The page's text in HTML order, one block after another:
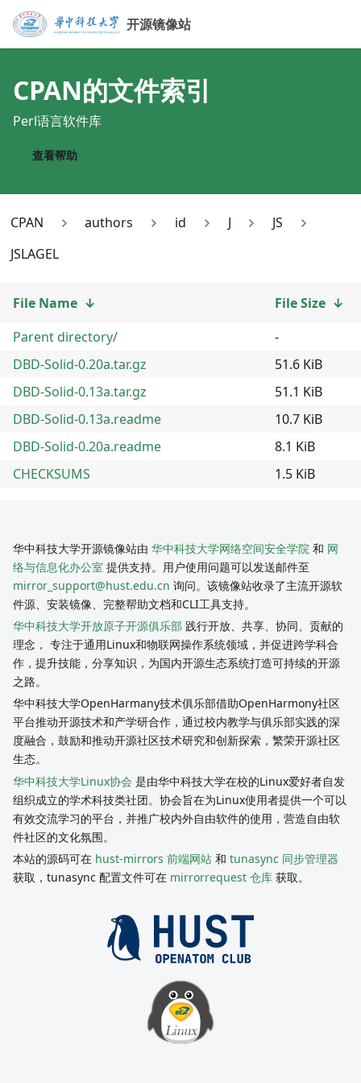
开源镜像站
CPAN的文件索引
Perl语言软件库
查看帮助
CPAN authors id J
JS
JSLAGEL
File Name ↓ File Size ↓
Parent directory/
-
DBD-Solid-0.20a.tar.gz
51.6 KiB
DBD-Solid-0.13a.tar.gz
51.1 KiB
DBD-Solid-0.13a.readme
10.7 KiB
DBD-Solid-0.20a.readme
8.1 KiB
CHECKSUMS
1.5 KiB
华中科技大学开源镜像站由 华中科技大学网络空间安全学院 和 网
络与信息化办公室 提供支持。用户使用问题可以发送邮件至
mirror_support@hust.edu.cn 询问。该镜像站收录了主流开源软
件源、安装镜像、完整帮助文档和CLI工具支持。
华中科技大学开放原子开源俱乐部 践行开放、共享、协同、贡献的
理念， 专注于通用Linux和物联网操作系统领域，并促进跨学科合
作，提升技能，分享知识，为国内开源生态系统打造可持续的开源
之路。
华中科技大学OpenHarmany技术俱乐部借助OpenHarmony社区
平台推动开源技术和产学研合作，通过校内教学与俱乐部实践的深
度融合，鼓励和推动开源社区技术研究和创新探索，繁荣开源社区
生态。
华中科技大学Linux协会 是由华中科技大学在校的Linux爱好者自发
组织成立的学术科技类社团。协会旨在为Linux使用者提供一个可以
有效交流学习的平台，并推广校内外自由软件的使用，营造自由软
件社区的文化氛围。
本站的源码可在 hust-mirrors 前端网站 和 tunasync 同步管理器
获取，tunasync 配置文件可在 mirrorrequest 仓库 获取。